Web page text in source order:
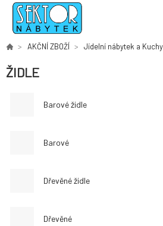
AKČNÍ ZBOŽÍ Jídelní nábytek a
ŽIDLE
Barové židle
Barové
Dřevěné židle
Dřevěné